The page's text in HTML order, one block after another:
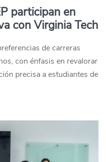
participan en
con Virginia Tech
de carreras
con énfasis en revalorar
precisa a estudiantes de